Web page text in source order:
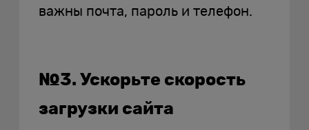
важны почта, пароль и телефон.
№3. Ускорьте скорость
загрузки сайта